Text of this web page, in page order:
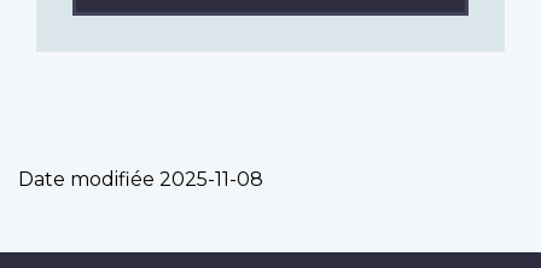
Date modifiée 2025-11-08